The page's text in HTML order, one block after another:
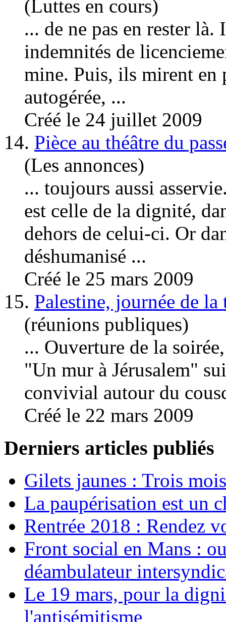
(Luttes en cours)
... de ne pas en rester
indemnités de
mine. Puis, ils mirent en
autogérée, ...
Créé le 24 juillet 2009
14. Pièce au théâtre du
(Les annonces)
... toujours aussi
est celle de la dignité,
dehors de celui-ci. Or
déshumanisé ...
Créé le 25 mars 2009
15. Palestine, journée de la
(réunions publiques)
... Ouverture de la
"Un mur à Jérusalem"
convivial autour du
Créé le 22 mars 2009
Derniers articles publiés
Gilets jaunes : Trois
La paupérisation est un
Rentrée 2018 : Rendez
Front social en Mans :
déambulateur
Le 19 mars, pour la
l'antisémitisme